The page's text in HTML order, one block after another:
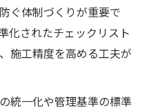
ぐ体制づくりが重要で
化されたチェックリスト
施工精度を高める工夫が
統一化や管理基準の標準